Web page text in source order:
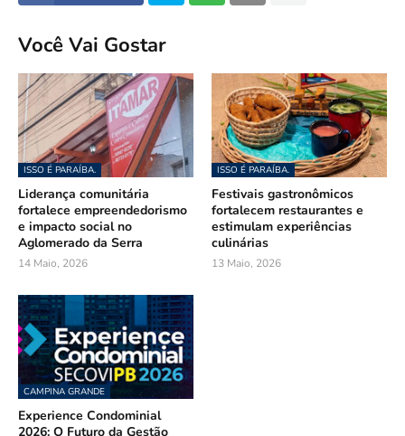
Você Vai Gostar
ISSO É PARAÍBA.
Liderança comunitária
fortalece empreendedorismo
e impacto social no
Aglomerado da Serra
14 Maio, 2026
ISSO É PARAÍBA.
Festivais gastronômicos
fortalecem restaurantes e
estimulam experiências
culinárias
13 Maio, 2026
CAMPINA GRANDE
Experience Condominial
2026: O Futuro da Gestão